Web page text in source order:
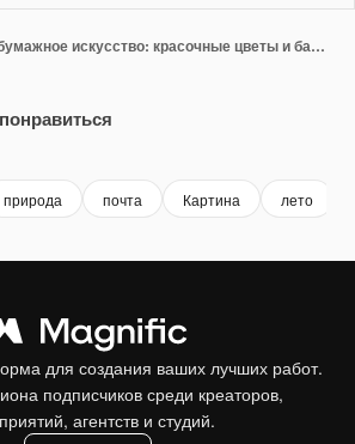
Причудливое бумажное искусство: красочные цветы и бабочки на лугу
природа почта Картина лето
для создания ваших лучших работ.
подписчиков среди креаторов,
агентств и студий.